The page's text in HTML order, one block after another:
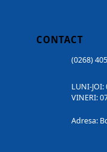
CONTACT
(0268)
LUNI-JOI:
VINERI:
Adresa: